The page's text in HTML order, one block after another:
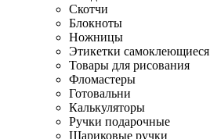
Скотчи
Блокноты
Ножницы
Этикетки самоклеющиеся
Товары для рисования
Фломастеры
Готовальни
Калькуляторы
Ручки подарочные
Шариковые ручки